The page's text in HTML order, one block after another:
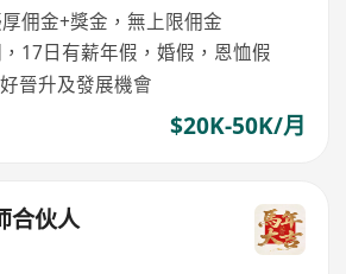
佣金+獎金，無上限佣金
17日有薪年假，婚假，恩恤假
晉升及發展機會
$20K-50K/月
合伙人